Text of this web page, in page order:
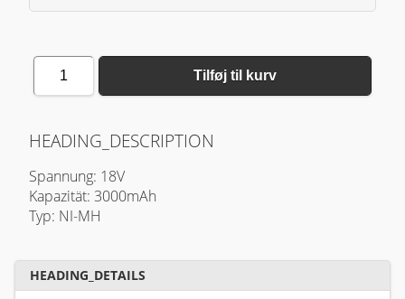
1 Tilføj til kurv
HEADING_DESCRIPTION
Spannung: 18V
Kapazität: 3000mAh
Typ: NI-MH
HEADING_DETAILS